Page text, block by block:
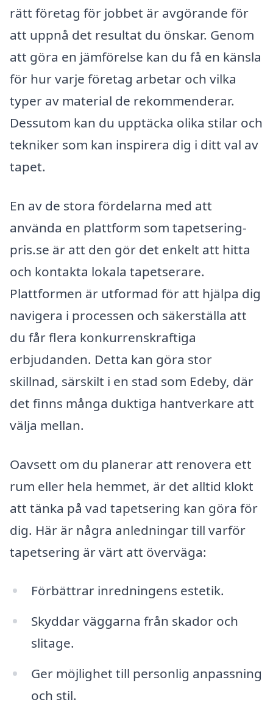
rätt företag för jobbet är avgörande för
att uppnå det resultat du önskar. Genom
att göra en jämförelse kan du få en känsla
för hur varje företag arbetar och vilka
typer av material de rekommenderar.
Dessutom kan du upptäcka olika stilar och
tekniker som kan inspirera dig i ditt val av
tapet.
En av de stora fördelarna med att
använda en plattform som tapetsering-
pris.se är att den gör det enkelt att hitta
och kontakta lokala tapetserare.
Plattformen är utformad för att hjälpa dig
navigera i processen och säkerställa att
du får flera konkurrenskraftiga
erbjudanden. Detta kan göra stor
skillnad, särskilt i en stad som Edeby, där
det finns många duktiga hantverkare att
välja mellan.
Oavsett om du planerar att renovera ett
rum eller hela hemmet, är det alltid klokt
att tänka på vad tapetsering kan göra för
dig. Här är några anledningar till varför
tapetsering är värt att överväga:
Förbättrar inredningens estetik.
Skyddar väggarna från skador och
slitage.
Ger möjlighet till personlig anpassning
och stil.